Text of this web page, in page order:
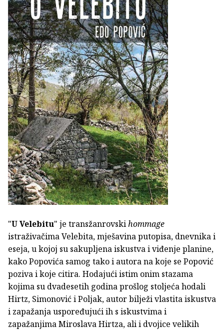
"U Velebitu" je transžanrovskihommage
istraživačima Velebita, mješavina putopisa, dnevnika i
eseja, u kojoj su sakupljena iskustva i viđenje planine,
kako Popovića samog tako i autora na koje se Popović
poziva i koje citira. Hodajući istim onim stazama
kojima su dvadesetih godina prošlog stoljeća hodali
Hirtz, Simonović i Poljak, autor bilježi vlastita iskustva
i zapažanja uspoređujući ih s iskustvima i
zapažanjima Miroslava Hirtza, ali i dvojice velikih